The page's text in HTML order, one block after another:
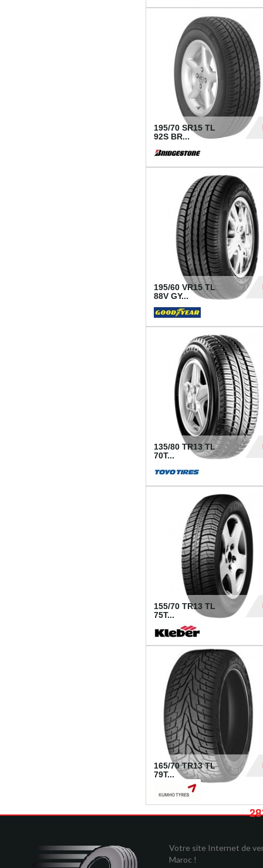
195/70 SR15 TL
92S BR...
195/60 VR15 TL
88V GY...
135/80 TR13 TL
70T...
155/70 TR13 TL
75T...
165/70 TR13 TL
79T...
Votre site Internet de
Maroc !